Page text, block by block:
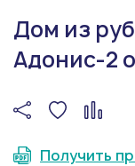
Дом из
Адонис-2
Получить